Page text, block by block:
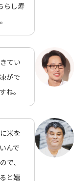
らし寿
てい
がで
ね。
米を
んで
で、
と嬉